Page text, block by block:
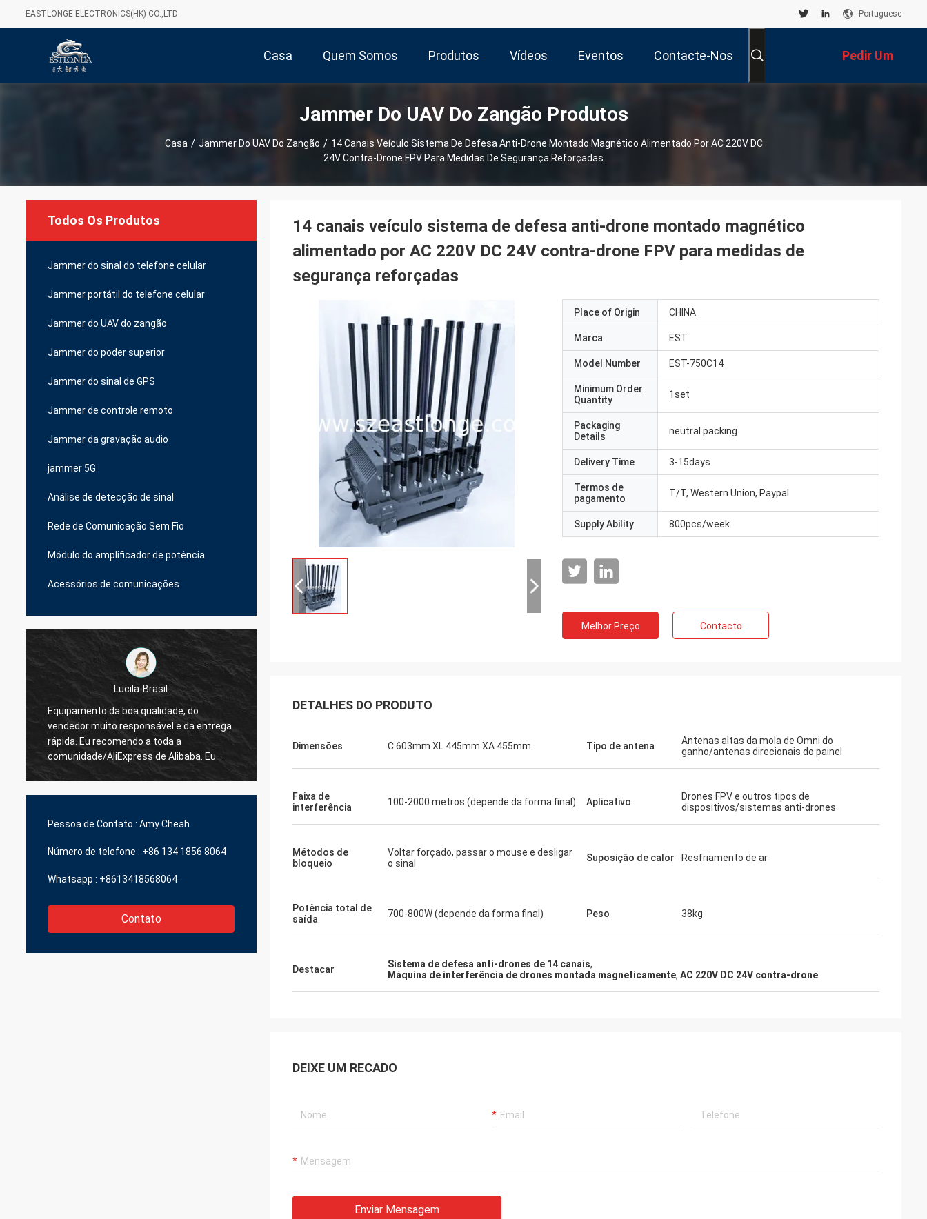
EASTLONGE ELECTRONICS(HK) CO.,LTD Portuguese
Casa Quem Somos Produtos Vídeos Eventos Contacte-Nos Pedir Um
Orçamento
Jammer Do UAV Do Zangão Produtos
Casa / Jammer Do UAV Do Zangão / 14 Canais Veículo Sistema De Defesa Anti-Drone Montado Magnético Alimentado Por AC 220V DC
24V Contra-Drone FPV Para Medidas De Segurança Reforçadas
Todos Os Produtos
Jammer do sinal do telefone celular
Jammer portátil do telefone celular
Jammer do UAV do zangão
Jammer do poder superior
Jammer do sinal de GPS
Jammer de controle remoto
Jammer da gravação audio
jammer 5G
Análise de detecção de sinal
Rede de Comunicação Sem Fio
Módulo do amplificador de potência
Acessórios de comunicações
Hamadivo-França
O melhor vendedor, boa transação e prazo
de entrega rápido
Lança-Canadá
Pessoa de Contato : Amy Cheah
Número de telefone : +86 134 1856 8064
Whatsapp : +8613418568064
Contato
14 canais veículo sistema de defesa anti-drone montado magnético
alimentado por AC 220V DC 24V contra-drone FPV para medidas de
segurança reforçadas
Place of Origin CHINA
Marca EST
Model Number EST-750C14
Minimum Order
Quantity
1set
Packaging
Details
neutral packing
Delivery Time 3-15days
Termos de
pagamento
T/T, Western Union, Paypal
Supply Ability 800pcs/week
Melhor Preço Contacto
DETALHES DO PRODUTO
Dimensões C 603mm XL 445mm XA 455mm Tipo de antena
Antenas altas da mola de Omni do
ganho/antenas direcionais do painel
Faixa de
interferência
100-2000 metros (depende da forma final) Aplicativo
Drones FPV e outros tipos de
dispositivos/sistemas anti-drones
Métodos de
bloqueio
Voltar forçado, passar o mouse e desligar
o sinal
Suposição de calor Resfriamento de ar
Potência total de
saída
700-800W (depende da forma final) Peso 38kg
Destacar Sistema de defesa anti-drones de 14 canais,
Máquina de interferência de drones montada magneticamente, AC 220V DC 24V contra-drone
DEIXE UM RECADO
Enviar Mensagem